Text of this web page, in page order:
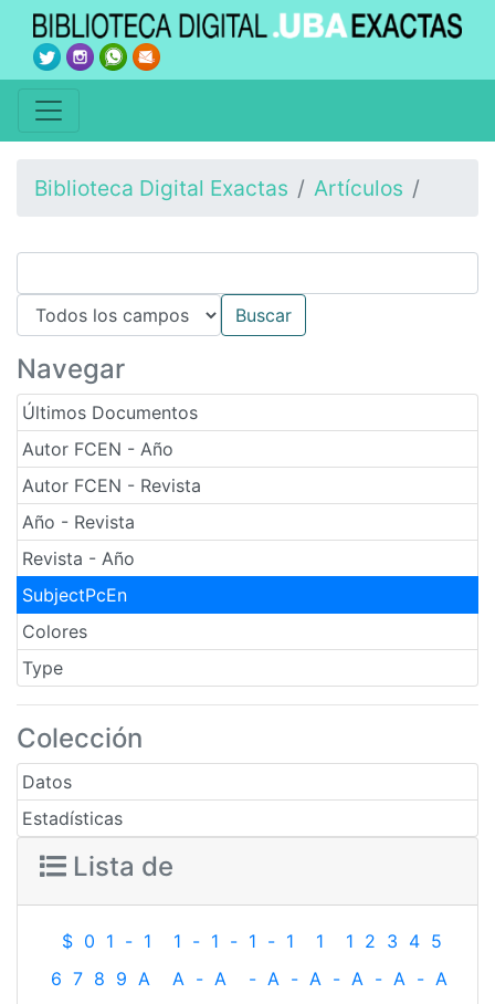
Biblioteca Digital Exactas Artículos
Navegar
Últimos Documentos
Autor FCEN - Año
Autor FCEN - Revista
Año - Revista
Revista - Año
SubjectPcEn
Colores
Type
Colección
Datos
Estadísticas
Lista de
$ 0 1 - 1 1 - 1 - 1 - 1 1 1 2 3 4 5
6 7 8 9 A A - A - A - A - A - A - A